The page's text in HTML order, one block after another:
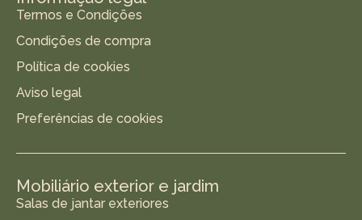
Termos e Condições
Condições de compra
Política de cookies
Aviso legal
Preferências de cookies
Mobiliário exterior e jardim
Salas de jantar exteriores